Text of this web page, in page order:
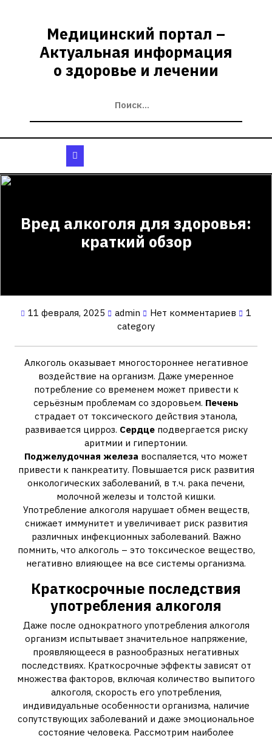
содержимомуМедицинский портал –
Актуальная информация
о здоровье и лечении
Вред алкоголя для здоровья:
краткий обзор
11 февраля, 2025 admin Нет комментариев
1
category
Алкоголь оказывает многостороннее негативное
воздействие на организм. Даже умеренное
потребление со временем может привести к
серьёзным проблемам со здоровьем. Печень
страдает от токсического действия этанола‚
развивается цирроз. Сердцеподвергается риску
аритмии и гипертонии.
Поджелудочная железа воспаляется‚ что может
привести к панкреатиту. Повышается риск развития
онкологических заболеваний‚ в т.ч. рака печени‚
молочной железы и толстой кишки.
Употребление алкоголя нарушает обмен веществ‚
снижает иммунитет и увеличивает риск развития
различных инфекционных заболеваний. Важно
помнить‚ что алкоголь – это токсическое вещество‚
негативно влияющее на все системы организма.
Краткосрочные последствия
употребления алкоголя
Даже после однократного употребления алкоголя
организм испытывает значительное напряжение‚
проявляющееся в разнообразных негативных
последствиях. Краткосрочные эффекты зависят от
множества факторов‚ включая количество выпитого
алкоголя‚ скорость его употребления‚
индивидуальные особенности организма‚ наличие
сопутствующих заболеваний и даже эмоциональное
состояние человека. Рассмотрим наиболее